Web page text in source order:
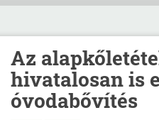
Az
hivatalosan is
óvodabővítés